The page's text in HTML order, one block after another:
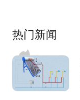
热门新闻